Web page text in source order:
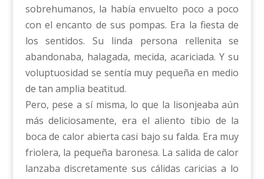
sobrehumanos, la había envuelto poco a poco
con el encanto de sus pompas. Era la fiesta de
los sentidos. Su linda persona rellenita se
abandonaba, halagada, mecida, acariciada. Y su
voluptuosidad se sentía muy pequeña en medio
de tan amplia beatitud.
Pero, pese a sí misma, lo que la lisonjeaba aún
más deliciosamente, era el aliento tibio de la
boca de calor abierta casi bajo su falda. Era muy
friolera, la pequeña baronesa. La salida de calor
lanzaba discretamente sus cálidas caricias a lo